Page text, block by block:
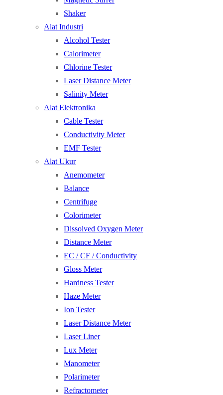
Shaker
Alat Industri
Alcohol Tester
Calorimeter
Chlorine Tester
Laser Distance Meter
Salinity Meter
Alat Elektronika
Cable Tester
Conductivity Meter
EMF Tester
Alat Ukur
Anemometer
Balance
Centrifuge
Colorimeter
Dissolved Oxygen Meter
Distance Meter
EC / CF / Conductivity
Gloss Meter
Hardness Tester
Haze Meter
Ion Tester
Laser Distance Meter
Laser Liner
Lux Meter
Manometer
Polarimeter
Refractometer